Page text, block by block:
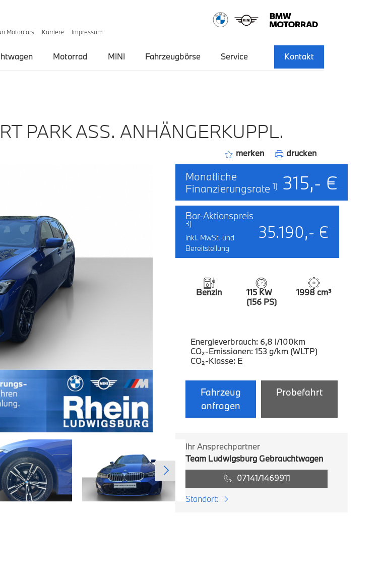
Motorcars Karriere Impressum
Motorrad MINI Fahrzeugbörse Service Kontakt
PARK ASS. ANHÄNGERKUPPL.
merken drucken
Monatliche
Finanzierungsrate 1) 315,- €
Bar-Aktionspreis
3)
inkl. MwSt. und
Bereitstellung
35.190,- €
Benzin
115 KW
(156 PS)
1998 cm³
Energieverbrauch: 6,8 l/100km
CO₂-Emissionen: 153 g/km (WLTP)
CO₂-Klasse: E
Fahrzeug
anfragen
Probefahrt
Ihr Ansprechpartner
Team Ludwigsburg Gebrauchtwagen
07141/1469911
Standort: